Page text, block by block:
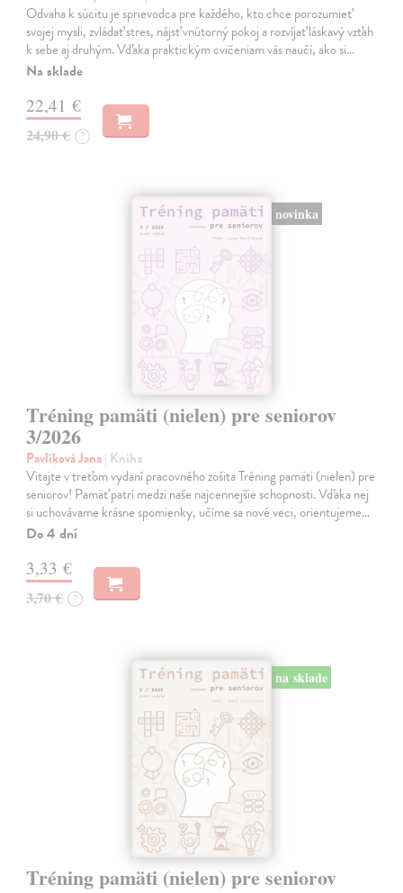
Odvaha k súcitu je sprievodca pre každého, kto chce porozumieť
svojej mysli, zvládať stres, nájsť vnútorný pokoj a rozvíjať láskavý vzťah
k sebe aj druhým. Vďaka praktickým cvičeniam vás naučí, ako si…
Na sklade
22,41 €
24,90 € ?
novinka
Tréning pamäti (nielen) pre seniorov
3/2026
Pavlíková Jana| Kniha
Vitajte v treťom vydaní pracovného zošita Tréning pamäti (nielen) pre
seniorov! Pamäť patrí medzi naše najcennejšie schopnosti. Vďaka nej
si uchovávame krásne spomienky, učíme sa nové veci, orientujeme…
Do 4 dní
3,33 €
3,70 € ?
na sklade
Tréning pamäti (nielen) pre seniorov